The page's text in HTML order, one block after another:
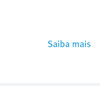
Saiba mais